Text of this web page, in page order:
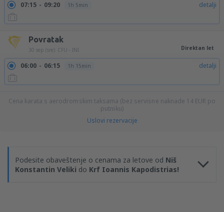
07:15 09:20 1h 5min detalji
Povratak
30 sep (sre) CFU - INI Direktan let
06:00 06:15 1h 15min detalji
Cena karata s aerodromskim taksama (bez servisne naknade 14 EUR po
putniku)
Uslovi rezervacije
Podesite obaveštenje o cenama za letove od Niš
Konstantin Veliki do Krf Ioannis Kapodistrias!